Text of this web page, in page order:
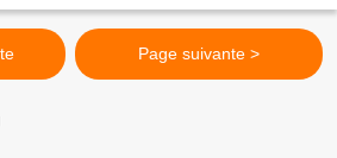
Page suivante >